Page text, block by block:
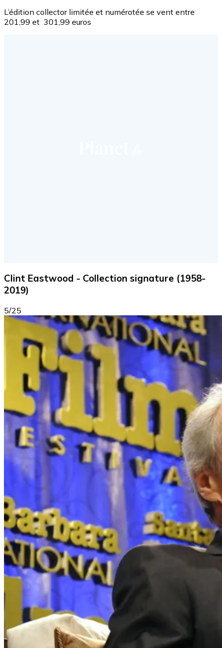
L’édition collector limitée et numérotée se vent entre
201,99 et 301,99 euros
Clint Eastwood - Collection signature (1958-
2019)
5/25